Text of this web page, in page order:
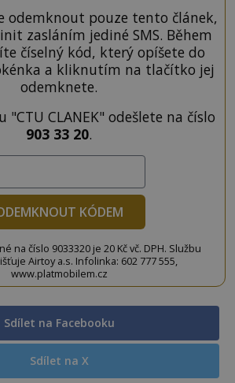
odemknout pouze tento článek,
zasláním jediné SMS. Během
číselný kód, který opíšete do
a kliknutím na tlačítko jej
odemknete.
"CTU CLANEK" odešlete na číslo
903 33 20.
KÓDEM
na číslo 9033320 je 20 Kč vč. DPH. Službu
Airtoy a.s. Infolinka: 602 777 555,
www.platmobilem.cz
Sdílet na Facebooku
Sdílet na X